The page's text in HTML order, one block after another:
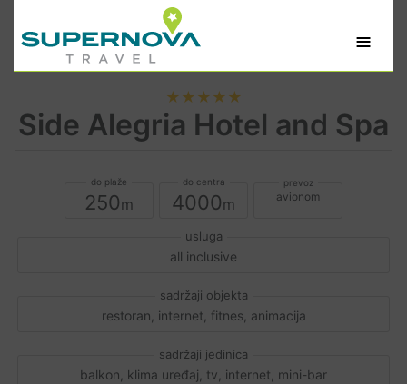
≡
★★★★★
Side Alegria Hotel and Spa
250 4000 avionom
all inclusive
restoran, internet, fitnes, animacija
balkon, klima uređaj, tv, internet, mini-bar